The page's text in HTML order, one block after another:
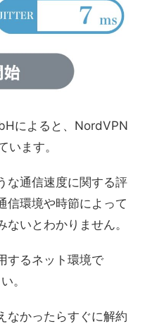
によると、NordVPN
います。
な通信速度に関する評
信環境や時節によって
いとわかりません。
するネット環境で
。
なかったらすぐに解約